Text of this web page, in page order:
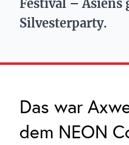
Festival – Asiens
Silvesterparty.
Das war
dem NEON